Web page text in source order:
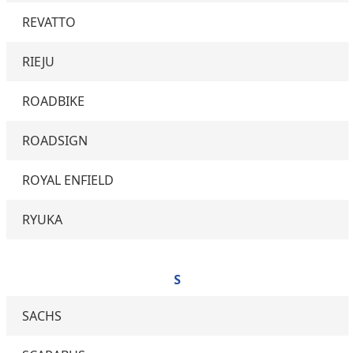
REVATTO
RIEJU
ROADBIKE
ROADSIGN
ROYAL ENFIELD
RYUKA
S
SACHS